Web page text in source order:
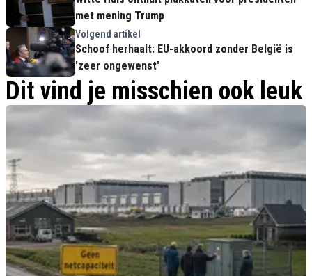
met mening Trump
Volgend artikel
Schoof herhaalt: EU-akkoord zonder België is
'zeer ongewenst'
Dit vind je misschien ook leuk